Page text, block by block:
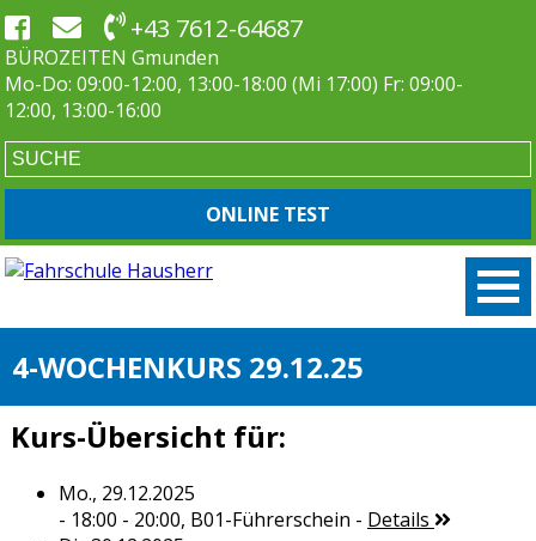
+43 7612-64687
BÜROZEITEN Gmunden
Mo-Do: 09:00-12:00, 13:00-18:00 (Mi 17:00) Fr: 09:00-
12:00, 13:00-16:00
ONLINE TEST
4-WOCHENKURS 29.12.25
Kurs-Übersicht für:
Mo., 29.12.2025
- 18:00 - 20:00, B01-Führerschein - Details